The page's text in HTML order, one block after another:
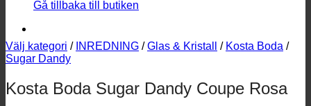
Gå tillbaka till butiken
Välj kategori / INREDNING / Glas & Kristall / Kosta Boda /
Sugar Dandy
Kosta Boda Sugar Dandy Coupe Rosa